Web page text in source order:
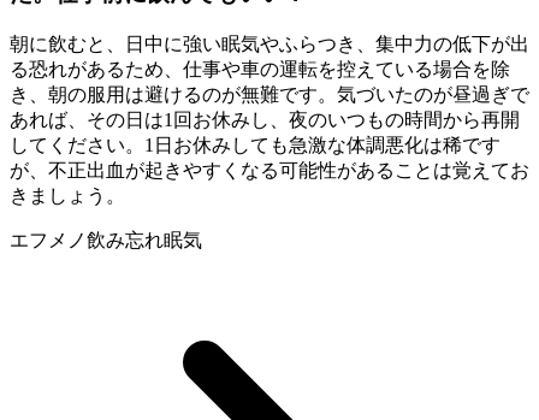
朝に飲むと、日中に強い眠気やふらつき、集中力の低下が出
る恐れがあるため、仕事や車の運転を控えている場合を除
き、朝の服用は避けるのが無難です。気づいたのが昼過ぎで
あれば、その日は1回お休みし、夜のいつもの時間から再開
してください。1日お休みしても急激な体調悪化は稀です
が、不正出血が起きやすくなる可能性があることは覚えてお
きましょう。
エフメノ飲み忘れ眠気